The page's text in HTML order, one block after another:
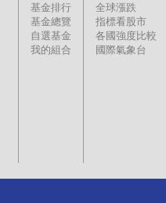
基金排行
基金總覽
自選基金
我的組合
全球漲跌
指標看股市
各國強度比較
國際氣象台